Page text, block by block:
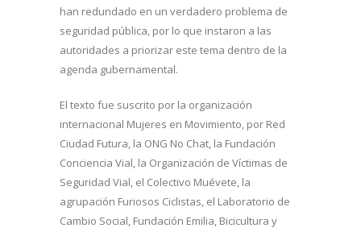
han redundado en un verdadero problema de
seguridad pública, por lo que instaron a las
autoridades a priorizar este tema dentro de la
agenda gubernamental.
El texto fue suscrito por la organización
internacional Mujeres en Movimiento, por Red
Ciudad Futura, la ONG No Chat, la Fundación
Conciencia Vial, la Organización de Víctimas de
Seguridad Vial, el Colectivo Muévete, la
agrupación Furiosos Ciclistas, el Laboratorio de
Cambio Social, Fundación Emilia, Bicicultura y